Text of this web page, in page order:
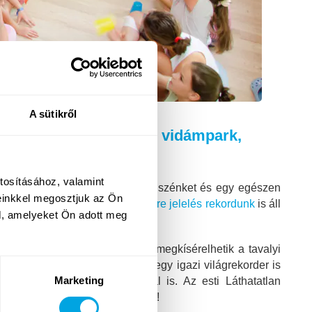
A sütikről
valamint
megosztjuk az Ön
amelyeket Ön adott meg
Marketing
de lesz még Funside vidámpark,
nagy fába vágjunk a fejszénket és egy egészen
rekordés a 2015-ös dalszövegre jelelés rekordunkis áll
majd ki, valamint megkísérelhetik a tavalyi
de ki tudja, talán idén egy igazi világrekorder is
csoportos világrekorddal is. Az esti Láthatatlan
várt csavarral is készülünk!